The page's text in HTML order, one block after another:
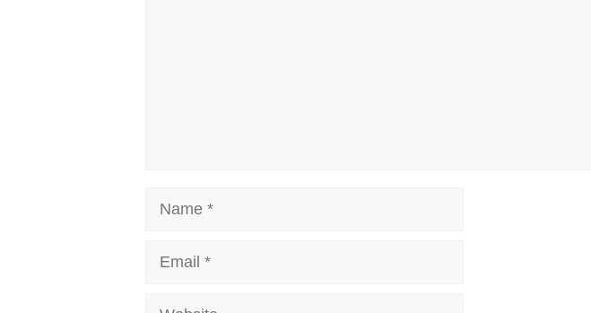
Name
Email
Website